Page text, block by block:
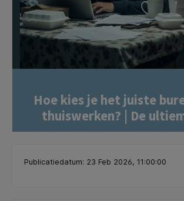
Hoe kies je het juiste
thuiswerken? | De
Publicatiedatum: 23 Feb 2026, 11:00:00